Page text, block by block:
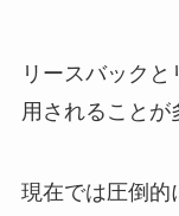
リースバック
用されることが
現在では圧倒的